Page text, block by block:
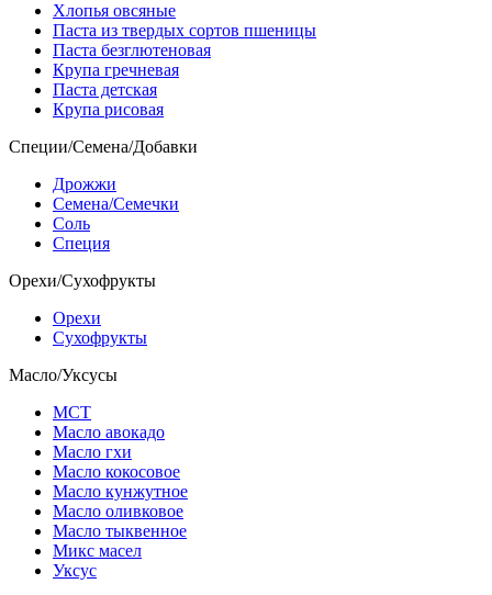
Хлопья овсяные
Паста из твердых сортов пшеницы
Паста безглютеновая
Крупа гречневая
Паста детская
Крупа рисовая
Специи/Семена/Добавки
Дрожжи
Семена/Семечки
Соль
Специя
Орехи/Сухофрукты
Орехи
Сухофрукты
Масло/Уксусы
МСТ
Масло авокадо
Масло гхи
Масло кокосовое
Масло кунжутное
Масло оливковое
Масло тыквенное
Микс масел
Уксус